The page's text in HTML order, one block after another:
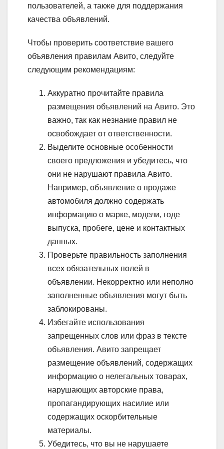
пользователей, а также для поддержания
качества объявлений.
Чтобы проверить соответствие вашего
объявления правилам Авито, следуйте
следующим рекомендациям:
Аккуратно прочитайте правила
размещения объявлений на Авито. Это
важно, так как незнание правил не
освобождает от ответственности.
Выделите основные особенности
своего предложения и убедитесь, что
они не нарушают правила Авито.
Например, объявление о продаже
автомобиля должно содержать
информацию о марке, модели, годе
выпуска, пробеге, цене и контактных
данных.
Проверьте правильность заполнения
всех обязательных полей в
объявлении. Некорректно или неполно
заполненные объявления могут быть
заблокированы.
Избегайте использования
запрещенных слов или фраз в тексте
объявления. Авито запрещает
размещение объявлений, содержащих
информацию о нелегальных товарах,
нарушающих авторские права,
пропагандирующих насилие или
содержащих оскорбительные
материалы.
Убедитесь, что вы не нарушаете